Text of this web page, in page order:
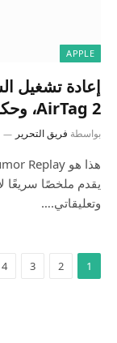
APPLE
AirTag 2، وحكايات iPhone 17
بواسطة فريق التحرير
وتعليقاتي.…
1
2
3
4